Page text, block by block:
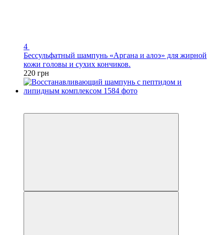
4
Бессульфатный шампунь «Аргана и алоэ» для жирной
кожи головы и сухих кончиков.
220 грн